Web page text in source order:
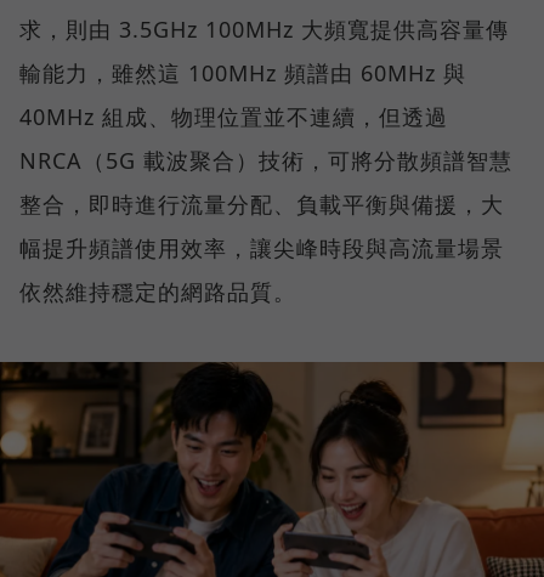
求，則由 3.5GHz 100MHz 大頻寬提供高容量傳
輸能力，雖然這 100MHz 頻譜由 60MHz 與
40MHz 組成、物理位置並不連續，但透過
NRCA（5G 載波聚合）技術，可將分散頻譜智慧
整合，即時進行流量分配、負載平衡與備援，大
幅提升頻譜使用效率，讓尖峰時段與高流量場景
依然維持穩定的網路品質。